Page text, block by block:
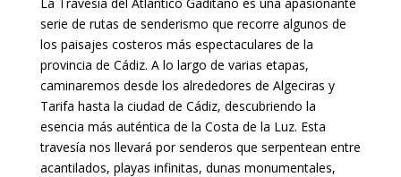
serie de rutas de senderismo que recorre algunos de
los paisajes costeros más espectaculares de la
provincia de Cádiz. A lo largo de varias etapas,
caminaremos desde los alrededores de Algeciras y
Tarifa hasta la ciudad de Cádiz, descubriendo la
esencia más auténtica de la Costa de la Luz. Esta
travesía nos llevará por senderos que serpentean entre
acantilados, playas infinitas, dunas monumentales,